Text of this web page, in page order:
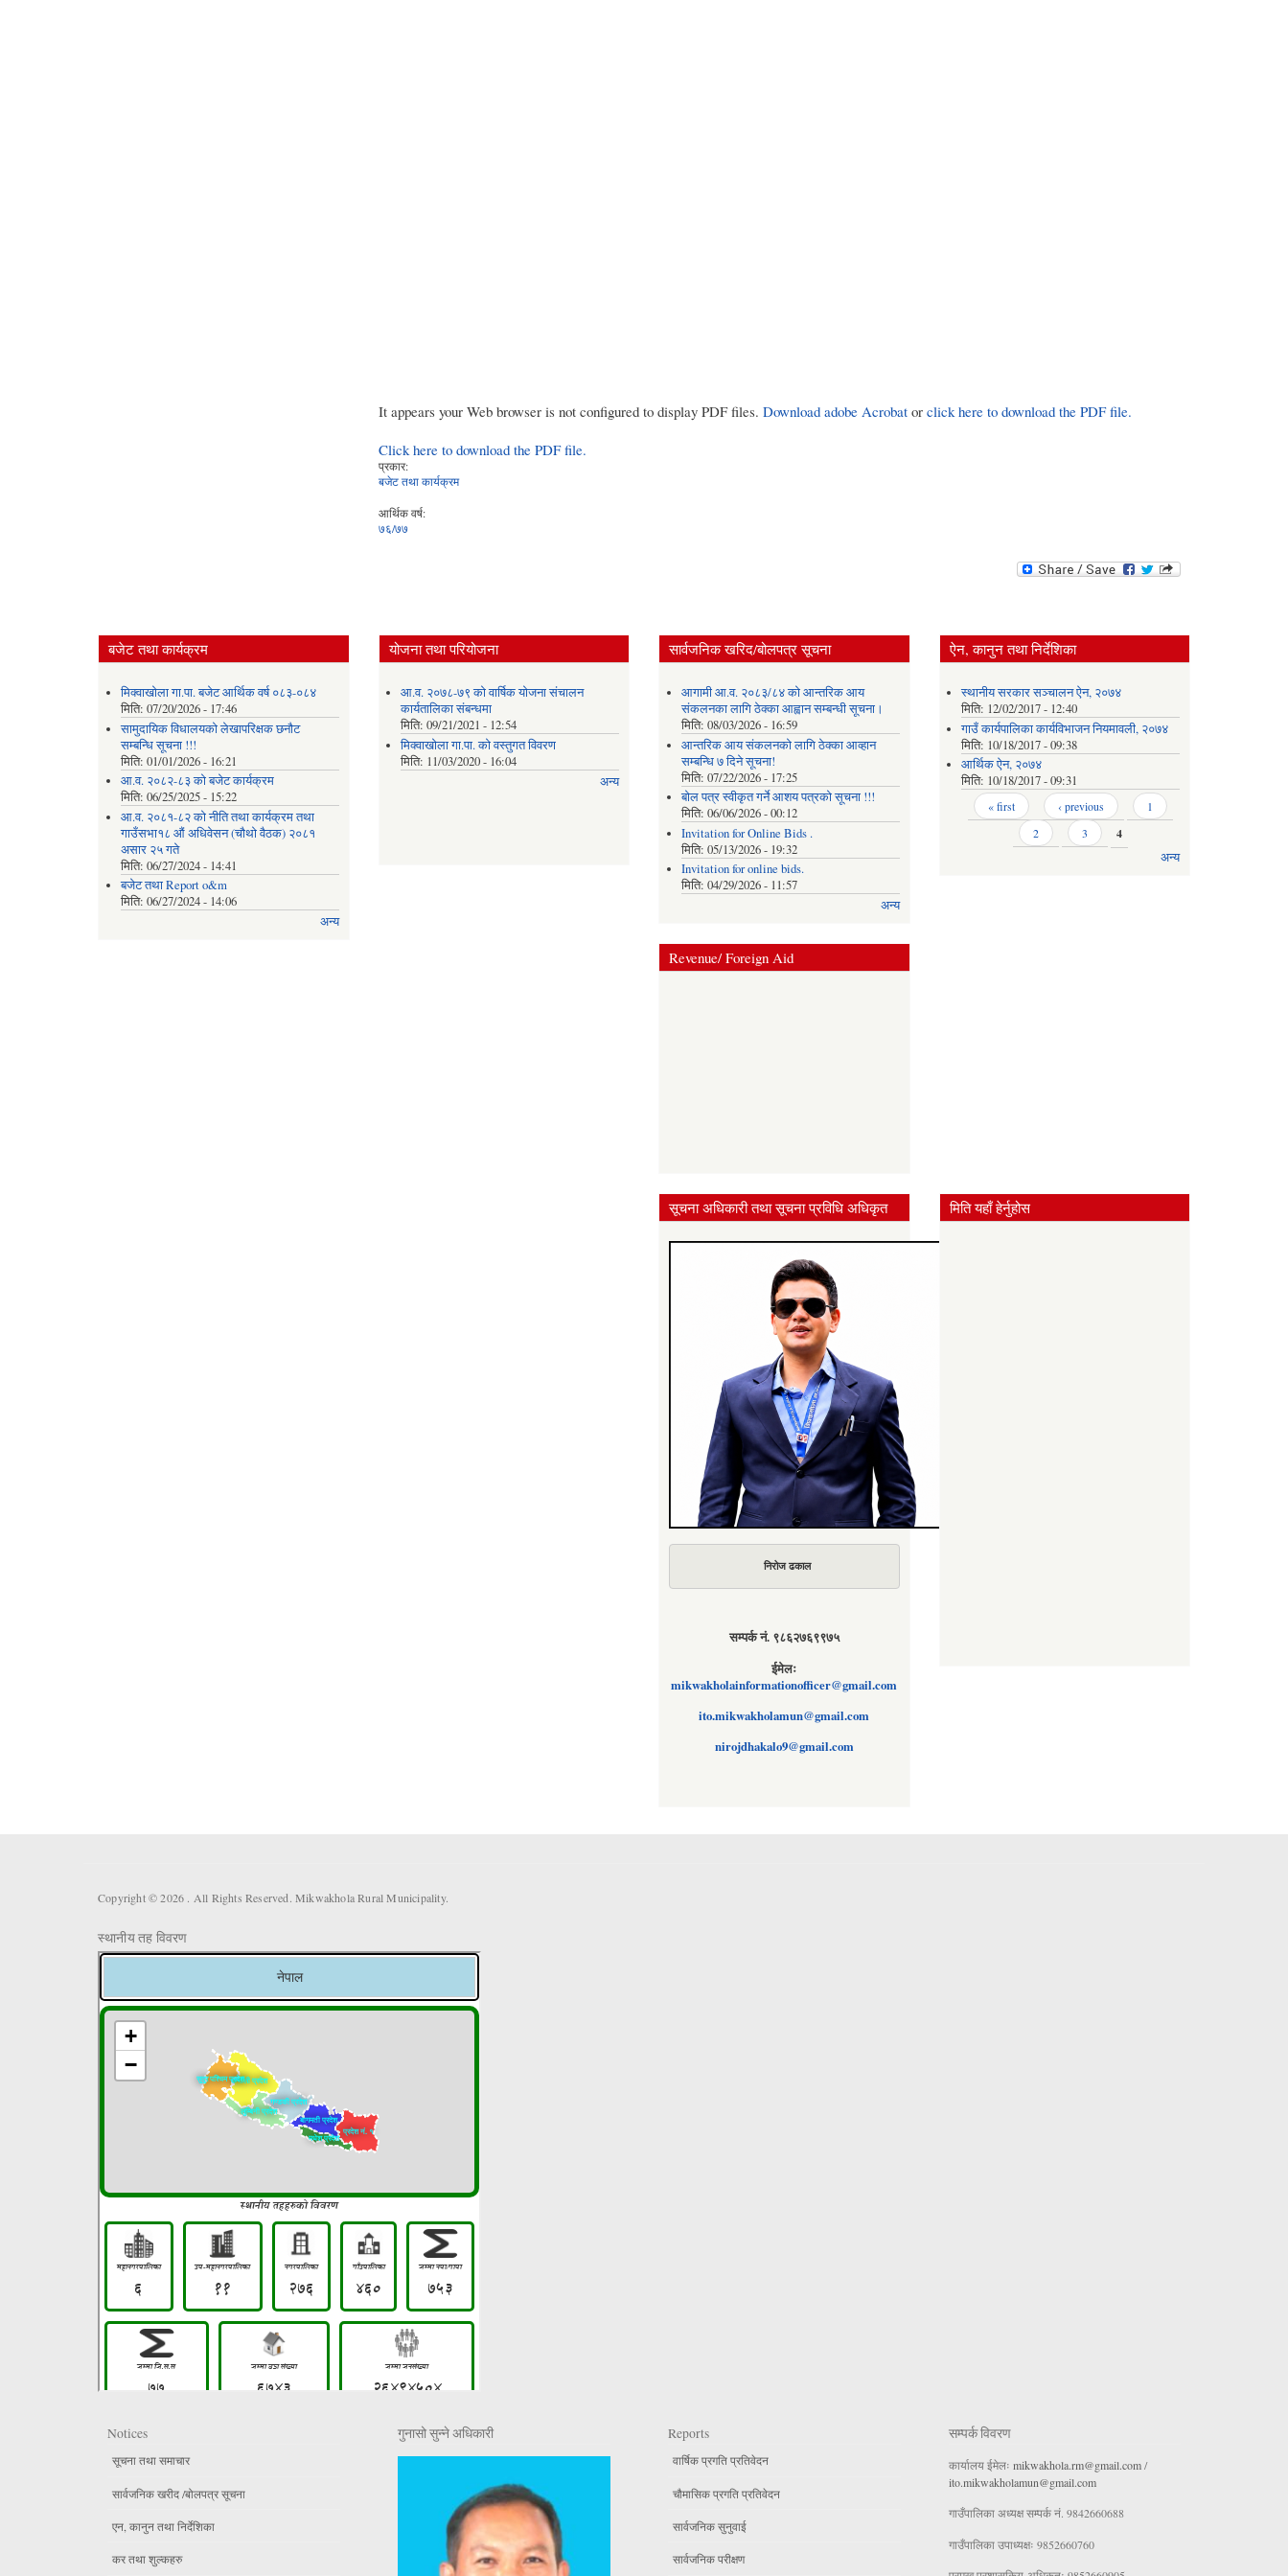
It appears your Web browser is not configured to display PDF files. Download adobe Acrobat or click here to download the PDF file.
Click here to download the PDF file.
प्रकार:
बजेट तथा कार्यक्रम
आर्थिक वर्ष:
७६/७७
बजेट तथा कार्यक्रम
मिक्वाखोला गा.पा. बजेट आर्थिक वर्ष ०८३-०८४
मिति: 07/20/2026 - 17:46
सामुदायिक विधालयको लेखापरिक्षक छनौट
सम्बन्धि सूचना !!!
मिति: 01/01/2026 - 16:21
आ.व. २०८२-८३ को बजेट कार्यक्रम
मिति: 06/25/2025 - 15:22
आ.व. २०८१-८२ को नीति तथा कार्यक्रम तथा
गाउँसभा१८ औं अधिवेसन (चौथो वैठक) २०८१
असार २५ गते
मिति: 06/27/2024 - 14:41
बजेट तथा Report o&m
मिति: 06/27/2024 - 14:06
अन्य
योजना तथा परियोजना
आ.व. २०७८-७९ को वार्षिक योजना संचालन
कार्यतालिका संबन्धमा
मिति:09/21/2021 - 12:54
मिक्वाखोला गा.पा. को वस्तुगत विवरण
मिति: 11/03/2020 - 16:04
अन्य
सार्वजनिक खरिद/बोलपत्र सूचना
आगामी आ.व. २०८३/८४ को आन्तरिक आय
संकलनका लागि ठेक्का आह्वान सम्बन्धी सूचना।
मिति: 08/03/2026 - 16:59
आन्तरिक आय संकलनको लागि ठेक्‍का आव्हान
सम्बन्धि ७ दिने सूचना!
मिति: 07/22/2026 - 17:25
बोल पत्र स्वीकृत गर्ने आशय पत्रको सूचना !!!
मिति: 06/06/2026 - 00:12
Invitation for Online Bids .
मिति: 05/13/2026 - 19:32
Invitation for online bids.
मिति: 04/29/2026 - 11:57
अन्य
Revenue/ Foreign Aid
ऐन, कानुन तथा निर्देशिका
स्थानीय सरकार सञ्‍चालन ऐन, २०७४
मिति: 12/02/2017 - 12:40
गाउँ कार्यपालिका कार्यविभाजन नियमावली, २०७४
मिति: 10/18/2017 - 09:38
आर्थिक ऐन, २०७४
मिति: 10/18/2017 - 09:31
Pages« first ‹ previous
1
2
3
4
अन्य
सूचना अधिकारी तथा सूचना प्रविधि अधिकृत
निरोज ढकाल
सम्पर्क नं. ९८६२७६९९७५
ईमेलः
mikwakholainformationofficer@gmail.com
ito.mikwakholamun@gmail.com
nirojdhakalo9@gmail.com
मिति यहाँ हेर्नुहोस
Copyright © 2026 . All Rights Reserved. Mikwakhola Rural Municipality.
स्थानीय तह विवरण
Notices
सूचना तथा समाचार
सार्वजनिक खरीद /बोलपत्र सूचना
एन, कानुन तथा निर्देशिका
कर तथा शुल्कहरु
गुनासो सुन्ने अधिकारी Reports
वार्षिक प्रगति प्रतिवेदन
चौमासिक प्रगति प्रतिवेदन
सार्वजनिक सुनुवाई
सार्वजनिक परीक्षण
सम्पर्क विवरण
कार्यालय ईमेलः mikwakhola.rm@gmail.com/
ito.mikwakholamun@gmail.com
गाउँपालिका अध्यक्ष सम्पर्क नं. 9842660688
गाउँपालिका उपाध्यक्षः 9852660760